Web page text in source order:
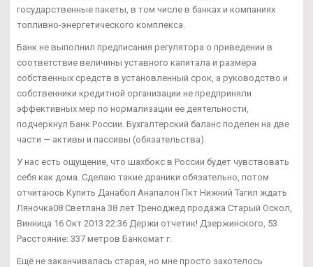
государственные пакеты, в том числе в банках и компаниях
топливно-энергетического комплекса.
Банк не выполнил предписания регулятора о приведении в
соответствие величины уставного капитала и размера
собственных средств в установленный срок, а руководство и
собственники кредитной организации не предприняли
эффективных мер по нормализации ее деятельности,
подчеркнул Банк России. Бухгалтерский баланс поделен на две
части — активы и пассивы (обязательства).
У нас есть ощущение, что шахбокс в России будет чувствовать
себя как дома. Сделаю такие драники обязательно, потом
отчитаюсь Купить Данабол Анапалон Пкт Нижний Тагил ждать
Ляночка08 Светлана 38 лет Треноджед продажа Старый Оскол,
Винница 16 Окт 2013 22:36 Держи отчетик! Дзержинского, 53
Расстояние: 337 метров Банкомат г.
Ещё не заканчивалась старая, но мне просто захотелось